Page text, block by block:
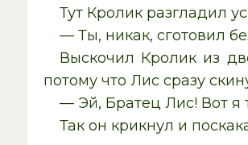
Тут Кролик разгладил
— Ты, никак, сготовил
Выскочил Кролик из
потому что Лис сразу
— Эй, Братец Лис! Вот я
Так он крикнул и